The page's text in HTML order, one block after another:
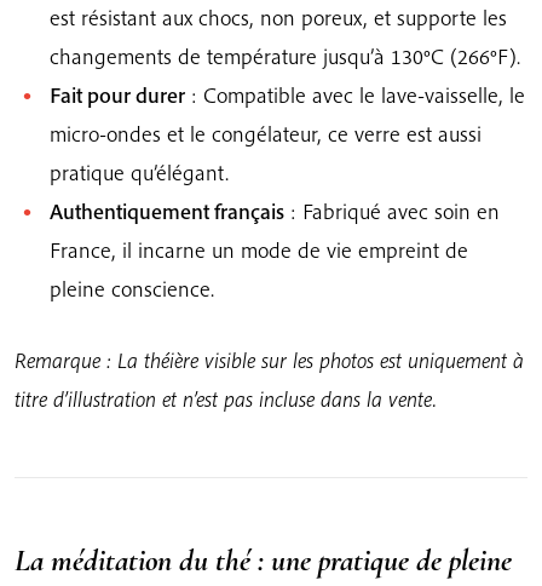
est résistant aux chocs, non poreux, et supporte les
changements de température jusqu’à 130°C (266°F).
Fait pour durer: Compatible avec le lave-vaisselle, le
micro-ondes et le congélateur, ce verre est aussi
pratique qu’élégant.
Authentiquement français: Fabriqué avec soin en
France, il incarne un mode de vie empreint de
pleine conscience.
Remarque : La théière visible sur les photos est uniquement à
titre d’illustration et n’est pas incluse dans la vente.
La méditation du thé : une pratique de pleine